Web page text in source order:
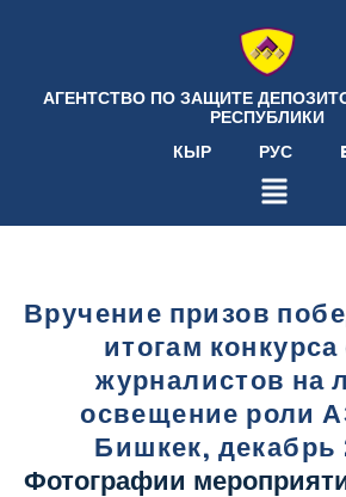
АГЕНТСТВО ПО ЗАЩИТЕ
РЕСПУБЛИКИ
КЫР РУС
Вручение призов
итогам
журналистов на
освещение роли
Бишкек, декабрь
Фотографии